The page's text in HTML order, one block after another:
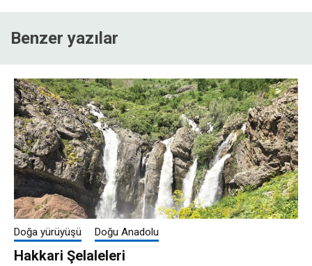
Benzer yazılar
Doğa yürüyüşü Doğu Anadolu
Hakkari Şelaleleri